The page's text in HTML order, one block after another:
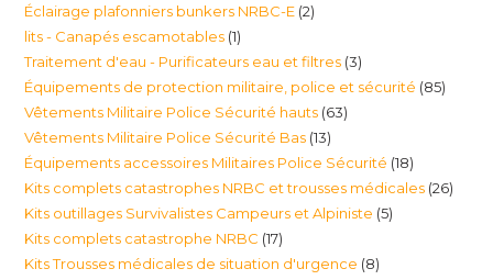
produits
Éclairage plafonniers bunkers NRBC-E 22
lits - Canapés escamotables 11
produit
Traitement d'eau - Purificateurs eau et filtres 33
produits
Équipements de protection militaire, police et sécurité 8585
Vêtements Militaire Police Sécurité hauts 6363
Vêtements Militaire Police Sécurité Bas 1313
produits
Équipements accessoires Militaires Police Sécurité 1818
produits
Kits complets catastrophes NRBC et trousses médicales 2626
Kits outillages Survivalistes Campeurs et Alpiniste 55
Kits complets catastrophe NRBC 1717
produits
Kits Trousses médicales de situation d'urgence 88